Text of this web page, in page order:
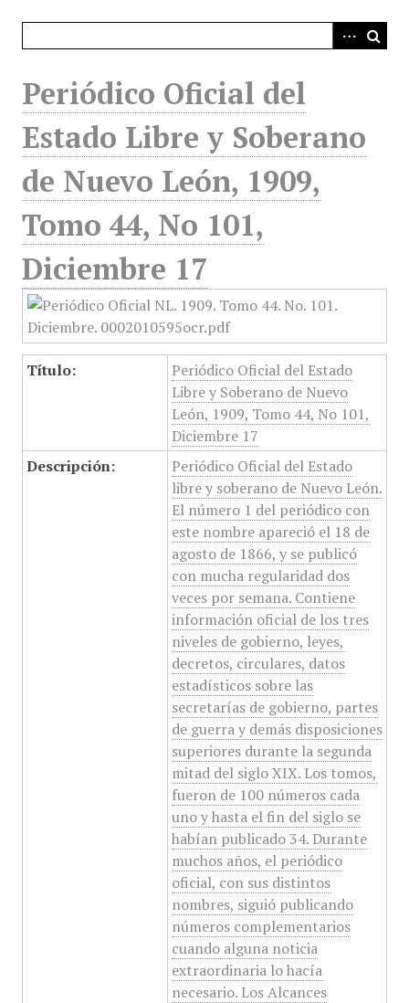
Periódico Oficial del
Estado Libre y Soberano
de Nuevo León, 1909,
Tomo 44, No 101,
Diciembre 17
Título:
Periódico Oficial del Estado
Libre y Soberano de Nuevo
León, 1909, Tomo 44, No 101,
Diciembre 17
Descripción:
Periódico Oficial del Estado
libre y soberano de Nuevo León.
El número 1 del periódico con
este nombre apareció el 18 de
agosto de 1866, y se publicó
con mucha regularidad dos
veces por semana. Contiene
información oficial de los tres
niveles de gobierno, leyes,
decretos, circulares, datos
estadísticos sobre las
secretarías de gobierno, partes
de guerra y demás disposiciones
superiores durante la segunda
mitad del siglo XIX. Los tomos,
fueron de 100 números cada
uno y hasta el fin del siglo se
habían publicado 34. Durante
muchos años, el periódico
oficial, con sus distintos
nombres, siguió publicando
números complementarios
cuando alguna noticia
extraordinaria lo hacía
necesario. Los Alcances